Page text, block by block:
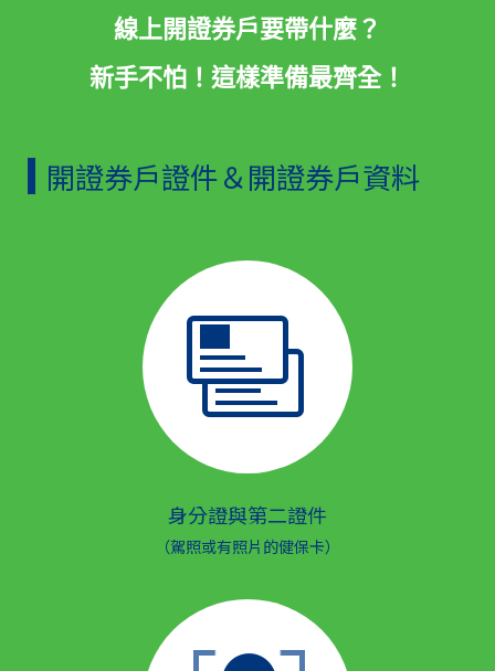
線上開證券戶要帶什麼？
新手不怕！這樣準備最齊全！
開證券戶證件＆開證券戶資料
身分證與第二證件
（駕照或有照片的健保卡）